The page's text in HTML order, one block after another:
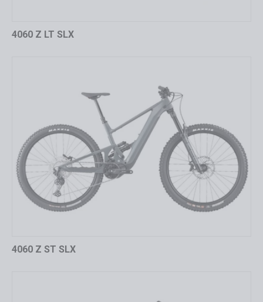
4060 Z LT SLX
4060 Z ST SLX